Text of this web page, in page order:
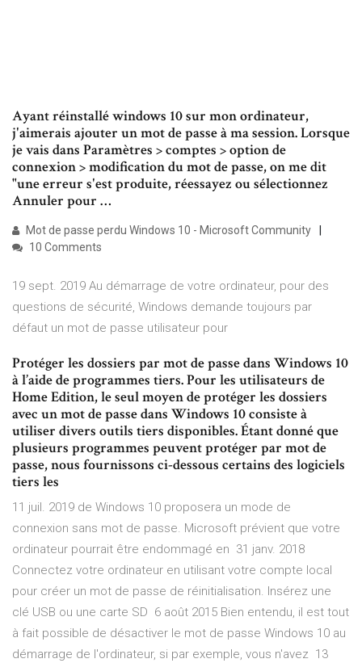
Ayant réinstallé windows 10 sur mon ordinateur,
j'aimerais ajouter un mot de passe à ma session. Lorsque
je vais dans Paramètres > comptes > option de
connexion > modification du mot de passe, on me dit
"une erreur s'est produite, réessayez ou sélectionnez
Annuler pour …
Mot de passe perdu Windows 10 - Microsoft Community
10 Comments
19 sept. 2019 Au démarrage de votre ordinateur, pour des
questions de sécurité, Windows demande toujours par
défaut un mot de passe utilisateur pour
Protéger les dossiers par mot de passe dans Windows 10
à l’aide de programmes tiers. Pour les utilisateurs de
Home Edition, le seul moyen de protéger les dossiers
avec un mot de passe dans Windows 10 consiste à
utiliser divers outils tiers disponibles. Étant donné que
plusieurs programmes peuvent protéger par mot de
passe, nous fournissons ci-dessous certains des logiciels
tiers les
11 juil. 2019 de Windows 10 proposera un mode de
connexion sans mot de passe. Microsoft prévient que votre
ordinateur pourrait être endommagé en 31 janv. 2018
Connectez votre ordinateur en utilisant votre compte local
pour créer un mot de passe de réinitialisation. Insérez une
clé USB ou une carte SD 6 août 2015 Bien entendu, il est tout
à fait possible de désactiver le mot de passe Windows 10 au
démarrage de l'ordinateur, si par exemple, vous n'avez 13